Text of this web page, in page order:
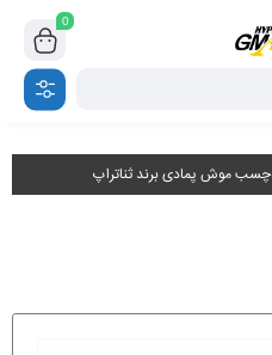
0
چسب موش پمادی برند ثناتراپ